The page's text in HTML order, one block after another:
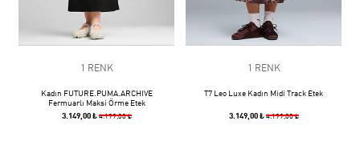
1 RENK
Kadın FUTURE.PUMA.ARCHIVE
Fermuarlı Maksi Örme Etek
3.149,00 ₺ 4.199,00 ₺
1 RENK
T7 Leo Luxe Kadın Midi Track Etek
3.149,00 ₺ 4.199,00 ₺